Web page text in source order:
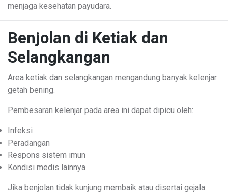
menjaga kesehatan payudara.
Benjolan di Ketiak dan
Selangkangan
Area ketiak dan selangkangan mengandung banyak kelenjar
getah bening.
Pembesaran kelenjar pada area ini dapat dipicu oleh:
Infeksi
Peradangan
Respons sistem imun
Kondisi medis lainnya
Jika benjolan tidak kunjung membaik atau disertai gejala